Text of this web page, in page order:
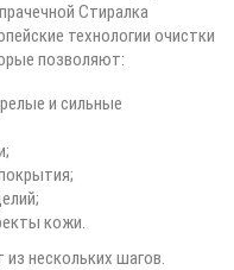
Стиралка
технологии очистки
позволяют:
и сильные
кожи.
нескольких шагов.